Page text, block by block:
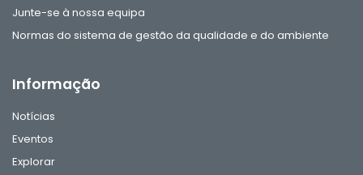
Junte-se à nossa equipa
Normas do sistema de gestão da qualidade e do ambiente
Informação
Notícias
Eventos
Explorar